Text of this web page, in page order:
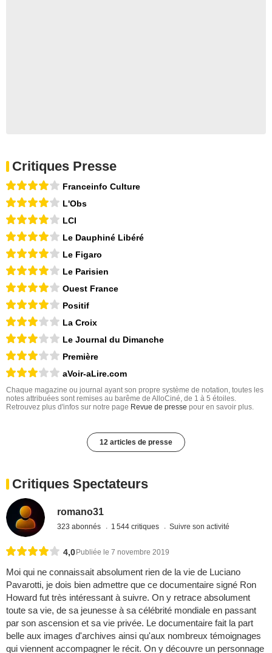
Critiques Presse
Franceinfo Culture
L'Obs
LCI
Le Dauphiné Libéré
Le Figaro
Le Parisien
Ouest France
Positif
La Croix
Le Journal du Dimanche
Première
aVoir-aLire.com
Chaque magazine ou journal ayant son propre système de notation, toutes les
notes attribuées sont remises au barême de AlloCiné, de 1 à 5 étoiles.
Retrouvez plus d'infos sur notre page Revue de presse pour en savoir plus.
12 articles de presse
Critiques Spectateurs
romano31
323 abonnés 1 544 critiques Suivre son activité
4,0 Publiée le 7 novembre 2019
Moi qui ne connaissait absolument rien de la vie de Luciano
Pavarotti, je dois bien admettre que ce documentaire signé Ron
Howard fut très intéressant à suivre. On y retrace absolument
toute sa vie, de sa jeunesse à sa célébrité mondiale en passant
par son ascension et sa vie privée. Le documentaire fait la part
belle aux images d'archives ainsi qu'aux nombreux témoignages
qui viennent accompagner le récit. On y découvre un personnage